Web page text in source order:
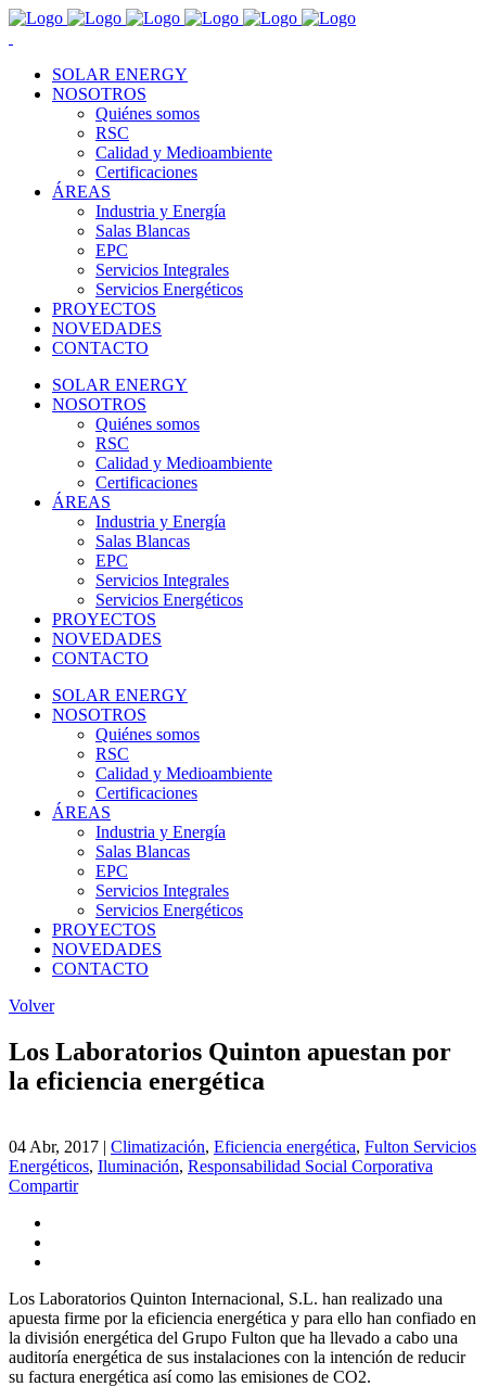
SOLAR ENERGY
NOSOTROS
Quiénes somos
RSC
Calidad y Medioambiente
Certificaciones
ÁREAS
Industria y Energía
Salas Blancas
EPC
Servicios Integrales
Servicios Energéticos
PROYECTOS
NOVEDADES
CONTACTO
SOLAR ENERGY
NOSOTROS
Quiénes somos
RSC
Calidad y Medioambiente
Certificaciones
ÁREAS
Industria y Energía
Salas Blancas
EPC
Servicios Integrales
Servicios Energéticos
PROYECTOS
NOVEDADES
CONTACTO
SOLAR ENERGY
NOSOTROS
Quiénes somos
RSC
Calidad y Medioambiente
Certificaciones
ÁREAS
Industria y Energía
Salas Blancas
EPC
Servicios Integrales
Servicios Energéticos
PROYECTOS
NOVEDADES
CONTACTO
Volver
Los Laboratorios Quinton apuestan por
la eficiencia energética
04 Abr, 2017 | Climatización, Eficiencia energética, Fulton Servicios
Energéticos, Iluminación, Responsabilidad Social Corporativa
Compartir
Los Laboratorios Quinton Internacional, S.L. han realizado una
apuesta firme por la eficiencia energética y para ello han confiado en
la división energética del Grupo Fulton que ha llevado a cabo una
auditoría energética de sus instalaciones con la intención de reducir
su factura energética así como las emisiones de CO2.